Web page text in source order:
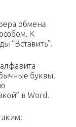
обмена
К
“Вставить”.
буквы.
в Word.